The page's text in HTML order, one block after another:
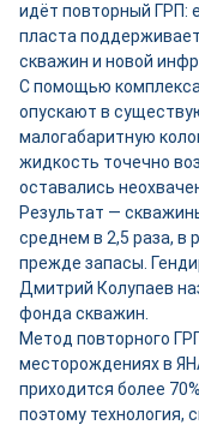
идёт повторный ГРП:
пласта
скважин и новой
С помощью
опускают в
малогабаритную
жидкость точечно
оставались
Результат —
среднем в 2,5 раза, в
прежде запасы.
Дмитрий Колупаев
фонда скважин.
Метод повторного
месторождениях в
приходится более
поэтому технология,